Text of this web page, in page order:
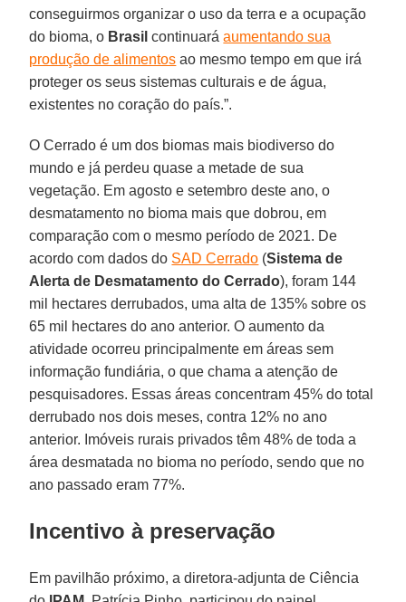
conseguirmos organizar o uso da terra e a ocupação
do bioma, o Brasil continuaráaumentando sua
produção de alimentos ao mesmo tempo em que irá
proteger os seus sistemas culturais e de água,
existentes no coração do país.”.
O Cerrado é um dos biomas mais biodiverso do
mundo e já perdeu quase a metade de sua
vegetação. Em agosto e setembro deste ano, o
desmatamento no bioma mais que dobrou, em
comparação com o mesmo período de 2021. De
acordo com dados do SAD Cerrado (Sistema de
Alerta de Desmatamento do Cerrado), foram 144
mil hectares derrubados, uma alta de 135% sobre os
65 mil hectares do ano anterior. O aumento da
atividade ocorreu principalmente em áreas sem
informação fundiária, o que chama a atenção de
pesquisadores. Essas áreas concentram 45% do total
derrubado nos dois meses, contra 12% no ano
anterior. Imóveis rurais privados têm 48% de toda a
área desmatada no bioma no período, sendo que no
ano passado eram 77%.
Incentivo à preservação
Em pavilhão próximo, a diretora-adjunta de Ciência